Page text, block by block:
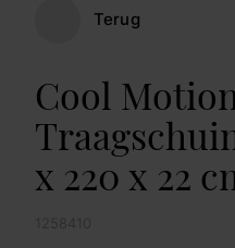
Terug
Cool
x 220 x 22